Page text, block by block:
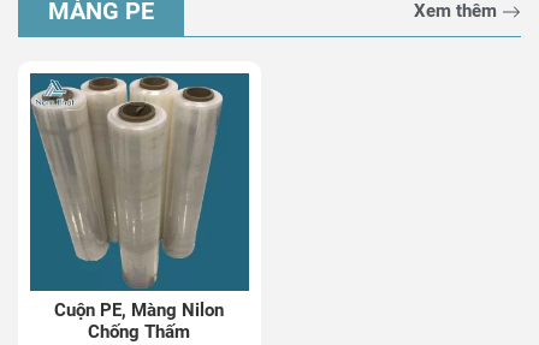
MÀNG PE Xem thêm
Cuộn PE, Màng Nilon
Chống Thấm